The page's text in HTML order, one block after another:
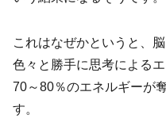
これはなぜかというと、
色々と勝手に思考による
70～80％のエネルギーが
す。